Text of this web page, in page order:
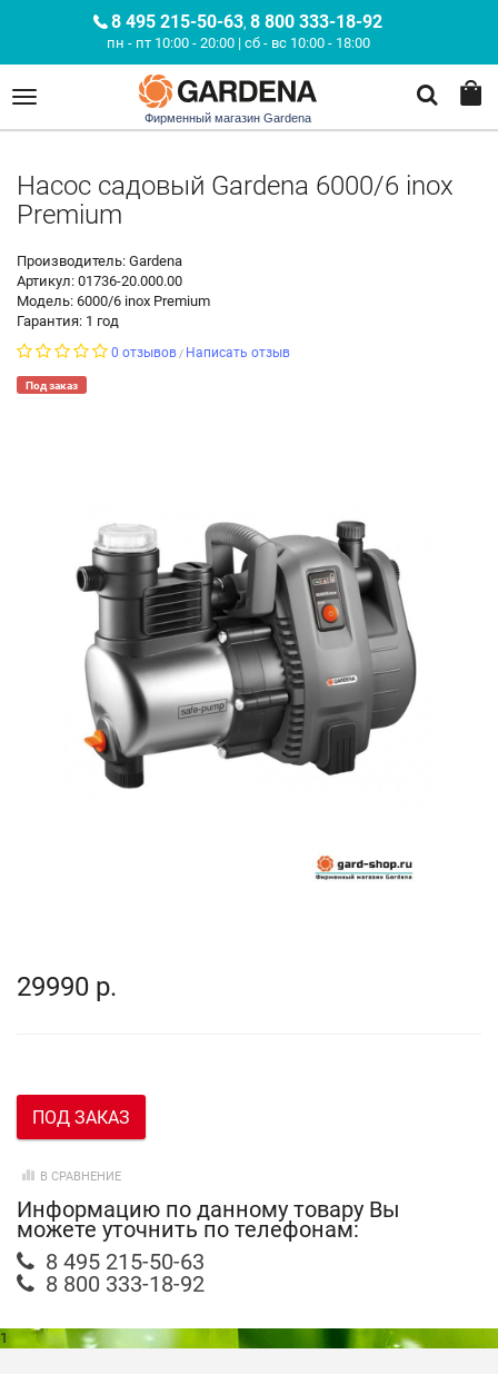
8 495 215-50-63, 8 800 333-18-92
пн - пт 10:00 - 20:00 | сб - вс 10:00 - 18:00
Фирменный магазин Gardena
Насос садовый Gardena 6000/6 inox
Premium
Производитель: Gardena
Артикул: 01736-20.000.00
Модель: 6000/6 inox Premium
Гарантия: 1 год
0 отзывов / Написать отзыв
Под заказ
29990 р.
ПОД ЗАКАЗ
В СРАВНЕНИЕ
Информацию по данному товару Вы
можете уточнить по телефонам:
8 495 215-50-63
8 800 333-18-92
1